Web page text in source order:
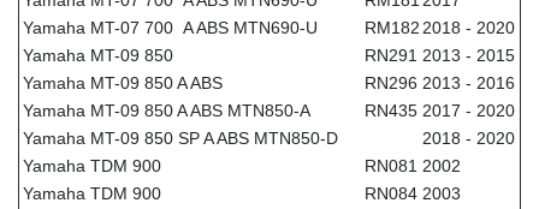
Yamaha MT-07 700 A ABS MTN690-U
RM182 2018 - 2020
Yamaha MT-09 850
RN291 2013 - 2015
Yamaha MT-09 850 A ABS
RN296 2013 - 2016
Yamaha MT-09 850 A ABS MTN850-A
RN435 2017 - 2020
Yamaha MT-09 850 SP A ABS MTN850-D
2018 - 2020
Yamaha TDM 900
RN081 2002
Yamaha TDM 900
RN084 2003